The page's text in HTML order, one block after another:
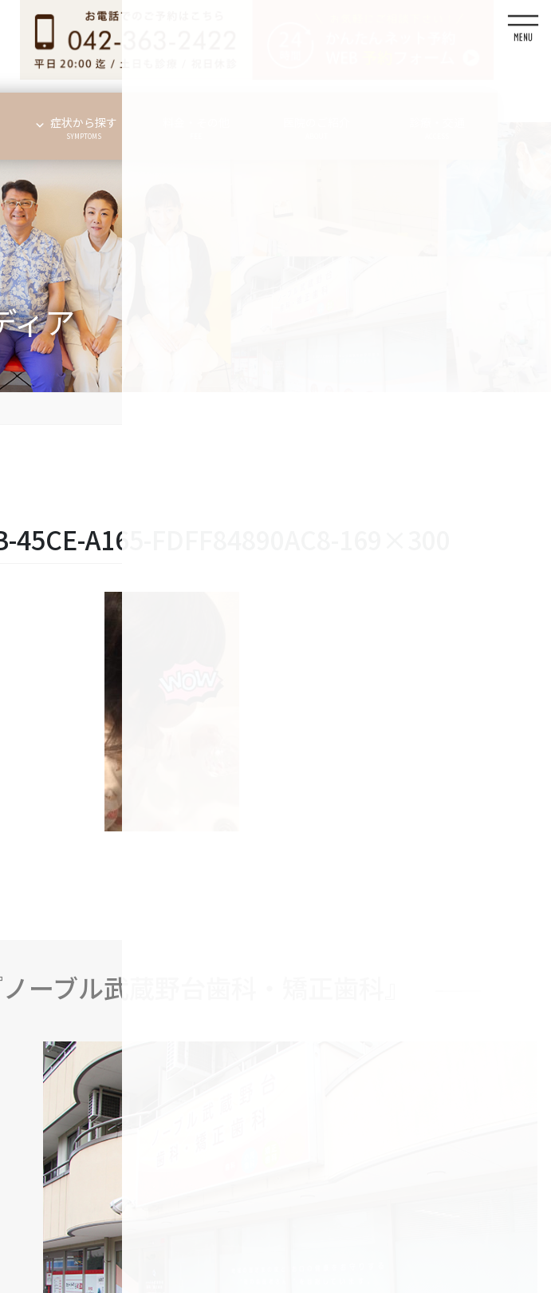
症状から探す
SYMPTOMS
ィア
45CE-A165-FDFF84890AC8-169×300
ーブル武蔵野台歯科・矯正歯科』